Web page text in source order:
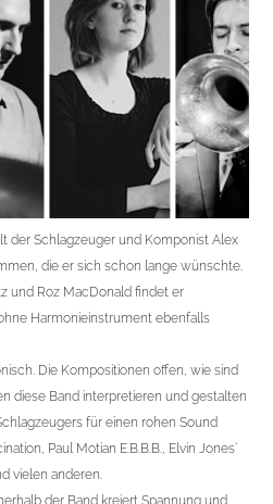
der Schlagzeuger und Komponist Alex
die er sich schon lange wünschte.
und Roz MacDonald findet er
Harmonieinstrument ebenfalls
Die Kompositionen offen, wie sind
diese Band interpretieren und gestalten
für einen rohen Sound
Paul Motian E.B.B.B., Elvin Jones‘
vielen anderen.
der Band kreiert Spannung und